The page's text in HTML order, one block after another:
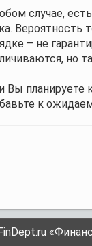
случае,
Вероятность
– не
но
Вы планируете
к